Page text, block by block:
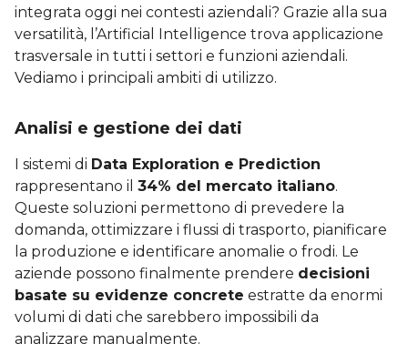
integrata oggi nei contesti aziendali? Grazie alla sua
versatilità, l’Artificial Intelligence trova applicazione
trasversale in tutti i settori e funzioni aziendali.
Vediamo i principali ambiti di utilizzo.
Analisi e gestione dei dati
I sistemi di Data Exploration e Prediction
rappresentano il 34% del mercato italiano.
Queste soluzioni permettono di prevedere la
domanda, ottimizzare i flussi di trasporto, pianificare
la produzione e identificare anomalie o frodi. Le
aziende possono finalmente prendere decisioni
basate su evidenze concrete estratte da enormi
volumi di dati che sarebbero impossibili da
analizzare manualmente.